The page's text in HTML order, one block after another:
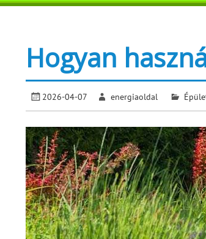
Hogyan
2026-04-07 energiaoldal